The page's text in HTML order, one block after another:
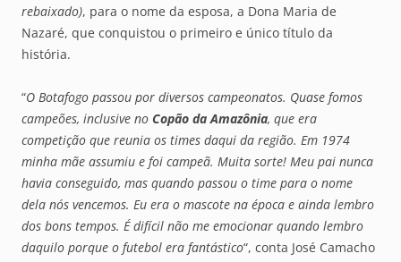
rebaixado), para o nome da esposa, a Dona Maria de
Nazaré, que conquistou o primeiro e único título da
história.
“O Botafogo passou por diversos campeonatos. Quase fomos
campeões, inclusive no Copão da Amazônia, que era
competição que reunia os times daqui da região. Em 1974
minha mãe assumiu e foi campeã. Muita sorte! Meu pai nunca
havia conseguido, mas quando passou o time para o nome
dela nós vencemos. Eu era o mascote na época e ainda lembro
dos bons tempos. É difícil não me emocionar quando lembro
daquilo porque o futebol era fantástico“, conta José Camacho